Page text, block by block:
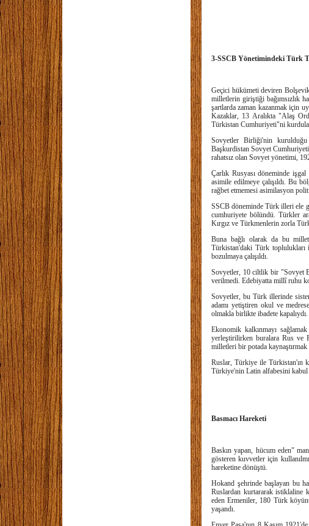
3-SSCB Yönetimindeki Türk
Geçici hükümeti deviren
milletlerin giriştiği bağımsızlık
şartlarda zaman kazanmak için
Kazaklar, 13 Aralıkta "Alaş
Türkistan Cumhuriyeti"ni
Sovyetler Birliği'nin kurulduğu
Başkurdistan Sovyet
rahatsız olan Sovyet yönetimi,
Çarlık Rusyası döneminde
asimile edilmeye çalışıldı. Bu
rağbet etmemesi asimilasyon
SSCB döneminde Türk illeri ele
cumhuriyete bölündü. Türkler
Kırgız ve Türkmenlerin zorla
Buna bağlı olarak da bu
Türkistan'daki Türk toplulukları
bozulmaya çalışıldı.
Sovyetler, 10 ciltlik bir "Sovyet
verilmedi. Edebiyatta millî ruhu
Sovyetler, bu Türk illerinde
adamı yetiştiren okul ve
olmakla birlikte ibadete kapalıydı.
Ekonomik kalkınmayı
yerleştirilirken buralara Rus ve
milletleri bir potada
Ruslar, Türkiye ile Türkistan'ın
Türkiye'nin Latin alfabesini
Basmacı Hareketi
Baskın yapan, hücum eden"
gösteren kuvvetler için
hareketine dönüştü.
Hokand şehrinde başlayan bu
Ruslardan kurtararak istiklaline
eden Ermeniler, 180 Türk
yaşandı.